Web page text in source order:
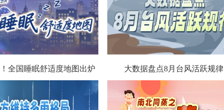
全国睡眠舒适度地图出炉 大数据盘点8月台风活跃规律